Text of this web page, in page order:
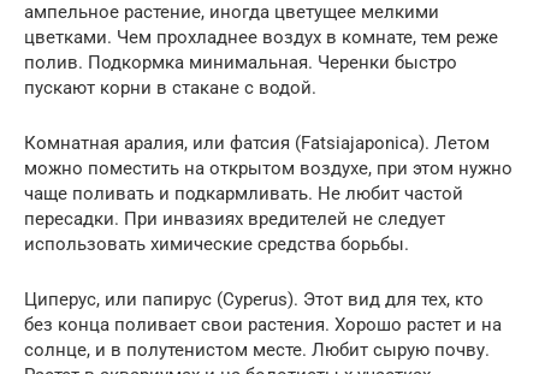
ампельное растение, иногда цветущее мелкими
цветками. Чем прохладнее воздух в комнате, тем реже
полив. Подкормка минимальная. Черенки быстро
пускают корни в стакане с водой.
Комнатная аралия, или фатсия (Fatsiajaponica). Летом
можно поместить на открытом воздухе, при этом нужно
чаще поливать и подкармливать. Не любит частой
пересадки. При инвазиях вредителей не следует
использовать химические средства борьбы.
Циперус, или папирус (Cyperus). Этот вид для тех, кто
без конца поливает свои растения. Хорошо растет и на
солнце, и в полутенистом месте. Любит сырую почву.